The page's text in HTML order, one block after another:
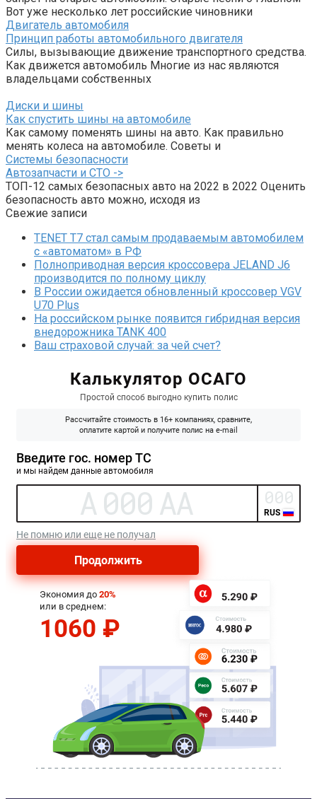
Вот уже несколько лет российские чиновники
Двигатель автомобиля
Принцип работы автомобильного двигателя
Силы, вызывающие движение транспортного средства.
Как движется автомобиль Многие из нас являются
владельцами собственных
Диски и шины
Как спустить шины на автомобиле
Как самому поменять шины на авто. Как правильно
менять колеса на автомобиле. Советы и
Системы безопасности
Автозапчасти и СТО ->
ТОП-12 самых безопасных авто на 2022 в 2022 Оценить
безопасность авто можно, исходя из
Свежие записи
TENET T7 стал самым продаваемым автомобилем
с «автоматом» в РФ
Полноприводная версия кроссовера JELAND J6
производится по полному циклу
В России ожидается обновленный кроссовер VGV
U70 Plus
На российском рынке появится гибридная версия
внедорожника TANK 400
Ваш страховой случай: за чей счет?